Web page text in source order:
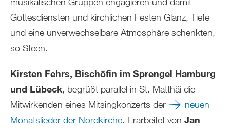
Gottesdiensten und kirchlichen Festen Glanz, Tiefe
und eine unverwechselbare Atmosphäre schenkten,
so Steen.
Kirsten Fehrs, Bischöfin im Sprengel Hamburg
und Lübeck, begrüßt parallel in St. Matthäi die
Mitwirkenden eines Mitsingkonzerts der
neuen
Monatslieder der Nordkirche. Erarbeitet von Jan